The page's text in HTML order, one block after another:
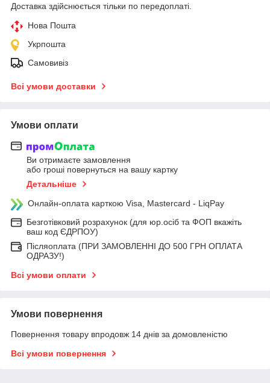
Доставка здійснюється тільки по передоплаті.
Нова Пошта
Укрпошта
Самовивіз
Всі умови доставки
Умови оплати
Ви отримаєте замовлення
або гроші повернуться на вашу картку
Детальніше
Онлайн-оплата карткою Visa, Mastercard - LiqPay
Безготівковий розрахунок (для юр.осіб та ФОП вкажіть
ваш код ЄДРПОУ)
Післяоплата (ПРИ ЗАМОВЛЕННІ ДО 500 ГРН ОПЛАТА
ОДРАЗУ!)
Всі умови оплати
Умови повернення
Повернення товару впродовж 14 днів за домовленістю
Всі умови повернення